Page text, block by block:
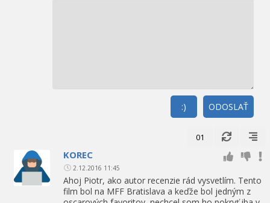
ODOSLAŤ
:)
01
KOREC
2.12.2016 11:45
Ahoj Piotr, ako autor recenzie rád vysvetlím. Tento
film bol na MFF Bratislava a keďže bol jedným z